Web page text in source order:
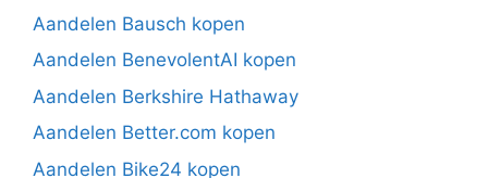
Aandelen Bausch kopen
Aandelen BenevolentAI kopen
Aandelen Berkshire Hathaway
Aandelen Better.com kopen
Aandelen Bike24 kopen